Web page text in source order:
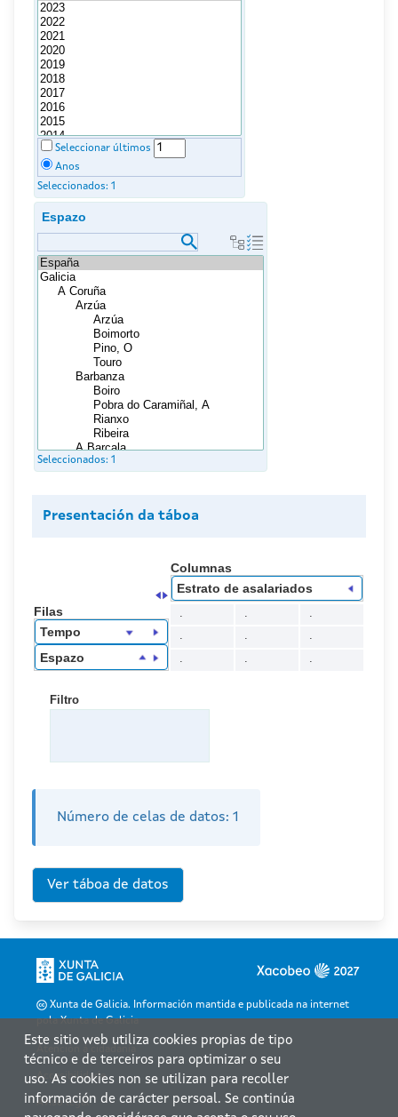
Seleccionar últimos
Anos
Seleccionados: 1
Espazo
Seleccionados: 1
Presentación da táboa
Columnas
Estrato de asalariados
Filas
Tempo
Espazo
Filtro
Número de celas de datos: 1
Xunta de Galicia. Información mantida e publicada na internet
pola Xunta de Galicia
Accesibilidade
Aviso legal
Este sitio web utiliza cookies propias de tipo
técnico e de terceiros para optimizar o seu
uso. As cookies non se utilizan para recoller
información de carácter persoal. Se continúa